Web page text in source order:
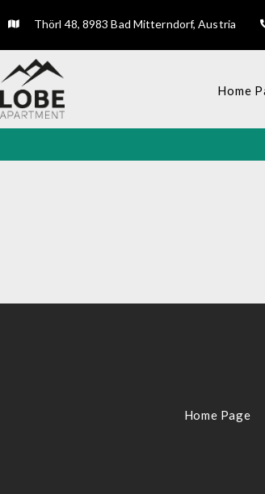
Thörl 48, 8983 Bad Mitterndorf, Austria
Home
Home Page